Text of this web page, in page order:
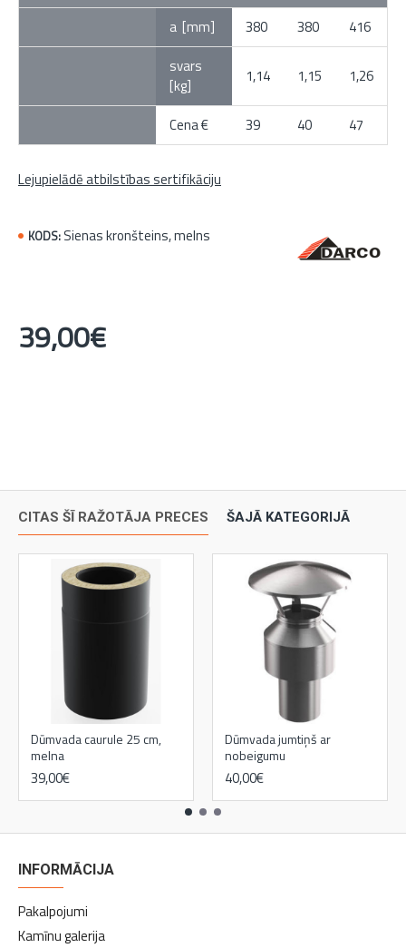
a [mm] 380 380
416
svars
[kg]
1,14 1,15 1,26
Cena € 39 40 47
Lejupielādē atbilstības sertifikāciju
KODS: Sienas kronšteins, melns
39,00€
CITAS ŠĪ RAŽOTĀJA PRECES ŠAJĀ KATEGORIJĀ
Dūmvada caurule 25 cm,
melna
39,00€
Dūmvada jumtiņš ar
nobeigumu
40,00€
INFORMĀCIJA
Pakalpojumi
Kamīnu galerija